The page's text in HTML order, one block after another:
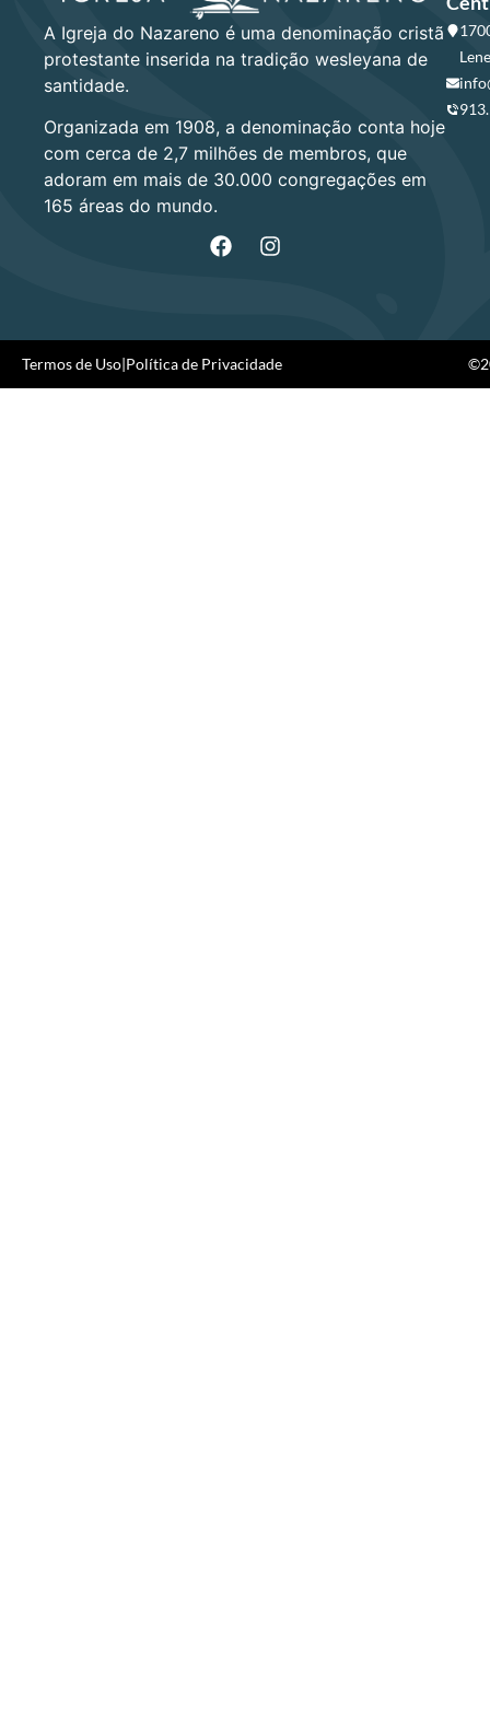
A Igreja do Nazareno é uma denominação cristã
protestante inserida na tradição wesleyana de
santidade.
Organizada em 1908, a denominação conta hoje
com cerca de 2,7 milhões de membros, que
adoram em mais de 30.000 congregações em
165 áreas do mundo.
Termos de Uso|Política de Privacidade